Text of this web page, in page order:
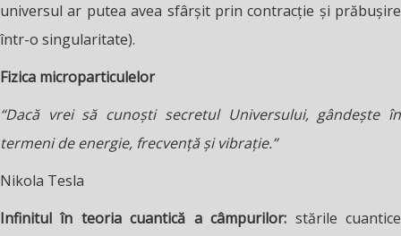
universul ar putea avea sfârșit prin contracție și prăbușire
într-o singularitate).
Fizica microparticulelor
“Dacă vrei să cunoști secretul Universului, gândește în
termeni de energie, frecvență și vibrație.”
Nikola Tesla
Infinitul în teoria cuantică a câmpurilor: stările cuantice